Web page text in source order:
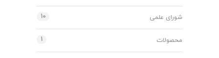
شورای علمی ۱۰
محصولات ۱